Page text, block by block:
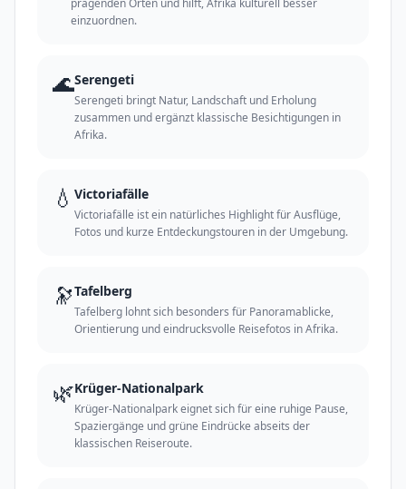
einzuordnen.
🌊Serengeti
Serengeti bringt Natur, Landschaft und Erholung
zusammen und ergänzt klassische Besichtigungen in
Afrika.
💧 Victoriafälle
Victoriafälle ist ein natürliches Highlight für Ausflüge,
Fotos und kurze Entdeckungstouren in der Umgebung.
🔭Tafelberg
Tafelberg lohnt sich besonders für Panoramablicke,
Orientierung und eindrucksvolle Reisefotos in Afrika.
🌿Krüger-Nationalpark
Krüger-Nationalpark eignet sich für eine ruhige Pause,
Spaziergänge und grüne Eindrücke abseits der
klassischen Reiseroute.